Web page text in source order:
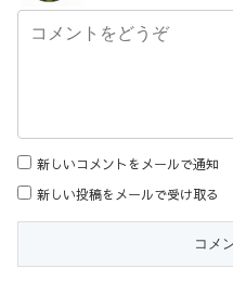
新しいコメントをメールで通知
新しい投稿をメールで受け取る